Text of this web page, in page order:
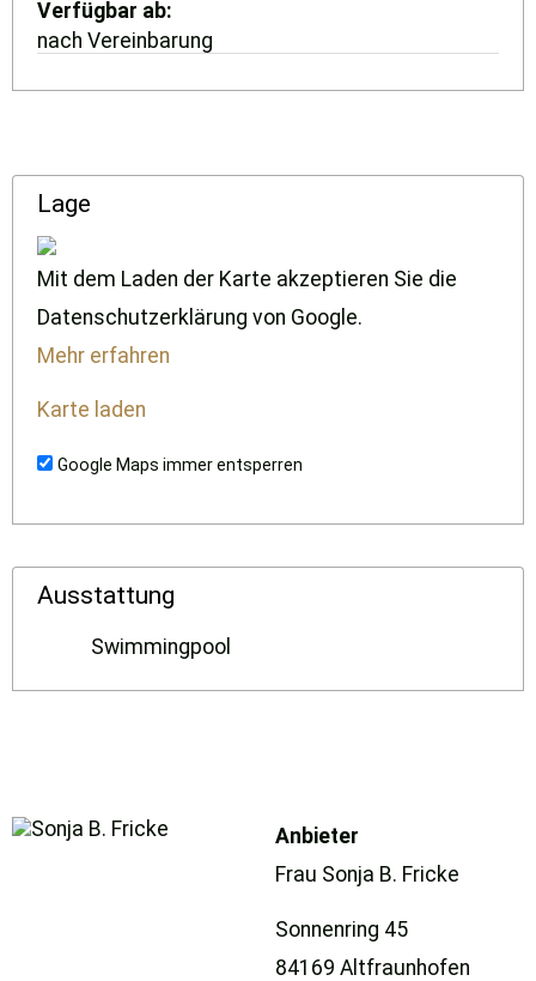
Verfügbar ab
nach Vereinbarung
Lage
Mit dem Laden der Karte akzeptieren Sie die
Datenschutzerklärung von Google.
Mehr erfahren
Karte laden
Google Maps immer entsperren
Ausstattung
Swimmingpool
Anbieter
Frau Sonja B. Fricke
Sonnenring 45
84169 Altfraunhofen